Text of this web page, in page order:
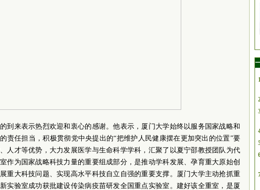
到来表示热烈欢迎和衷心的感谢。他表示，厦门大学始终以服务国家战略和
责任担当，积极贯彻党中央提出的“把维护人民健康摆在更加突出的位置”要
人才等优势，大力发展医学与生命科学学科，汇聚了以夏宁邵教授团队为代
作为国家战略科技力量的重要组成部分，是推动学科发展、孕育重大原始创
重大科技问题、实现高水平科技自立自强的重要支撑。厦门大学主动抢抓重
实验室成功获批建设传染病疫苗研发全国重点实验室。建好该全重室，是厦